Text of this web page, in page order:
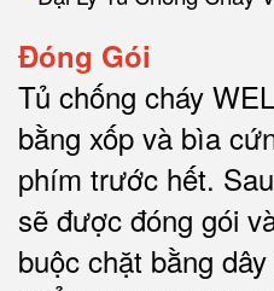
Đóng Gói
Tủ chống cháy
bằng xốp và bìa
phím trước hết.
sẽ được đóng gói
buộc chặt bằng